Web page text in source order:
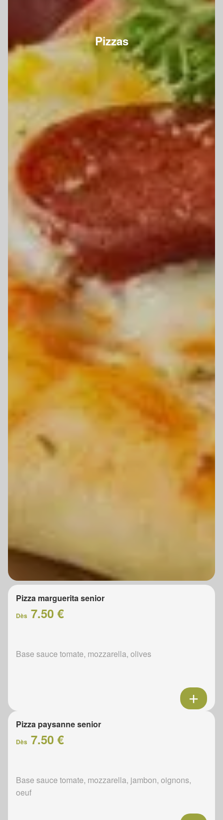
Pizzas
Pizza marguerita senior
Dès 7.50 €
Base sauce tomate, mozzarella, olives
Pizza paysanne senior
Dès 7.50 €
Base sauce tomate, mozzarella, jambon, oignons,
oeuf